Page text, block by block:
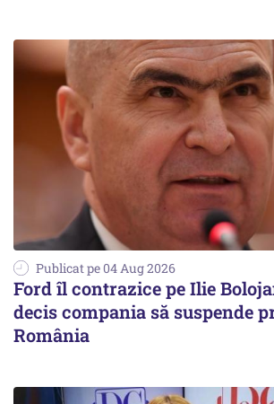
Publicat pe 04 Aug 2026
Ford îl contrazice pe Ilie
decis compania să suspende
România